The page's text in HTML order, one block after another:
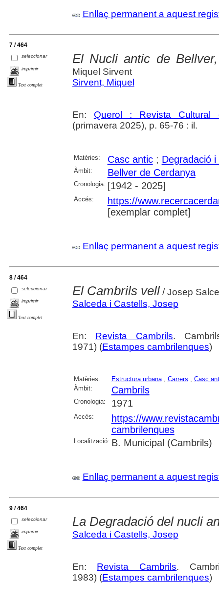
Enllaç permanent a aquest
7 / 464
seleccionar
imprimir
Text complet
El Nucli antic de
Miquel Sirvent
Sirvent, Miquel
En: Querol : Revista Cultural
(primavera 2025), p. 65-76 : il.
Matèries: Casc antic; Degradació
Àmbit: Bellver de Cerdanya
Cronologia: [1942 - 2025]
Accés:
https://
[exemplar complet]
Enllaç permanent a aquest
8 / 464
seleccionar
imprimir
Text complet
El Cambrils vell/ Josep
Salceda i Castells, Josep
En: Revista Cambrils.
1971) (Estampes cambrilenques)
Matèries: Estructura urbana; Carrers ; Casc
Àmbit:
Cambrils
Cronologia: 1971
Accés:
https://
cambrilenques
Localització: B. Municipal (Cambrils)
Enllaç permanent a aquest
9 / 464
seleccionar
imprimir
Text complet
La Degradació del nucli
Salceda i Castells, Josep
En: Revista Cambrils.
1983) (Estampes cambrilenques)